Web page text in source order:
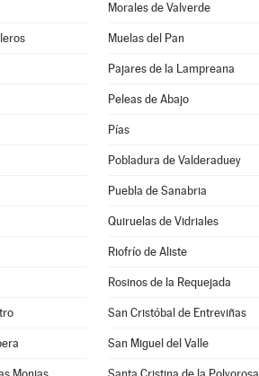
Morales de Valverde
Muelas del Pan
Pajares de la Lampreana
Peleas de Abajo
Pías
Pobladura de Valderaduey
Puebla de Sanabria
Quiruelas de Vidriales
Riofrío de Aliste
Rosinos de la Requejada
San Cristóbal de Entreviñas
San Miguel del Valle